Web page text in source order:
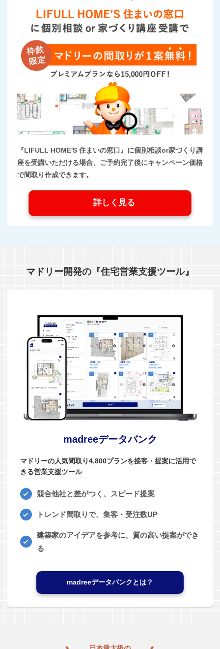
『LIFULL HOME'S 住まいの窓口』に個別相談or家づくり講
座を受講いただける場合、ご予約完了後にキャンペーン価格
で間取り作成できます。
詳しく見る
マドリー開発の『住宅営業支援ツール』
madreeデータバンク
マドリーの人気間取り4,800プランを接客・提案に活用で
きる営業支援ツール
競合他社と差がつく、スピード提案
トレンド間取りで、集客・受注数UP
建築家のアイデアを参考に、質の高い提案ができ
る
madreeデータバンクとは？